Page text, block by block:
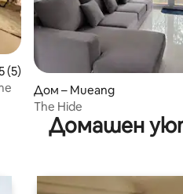
оценка: 5 от 5, 5 отзива
(5)
Дом – Mueang
The Hide
Домашен